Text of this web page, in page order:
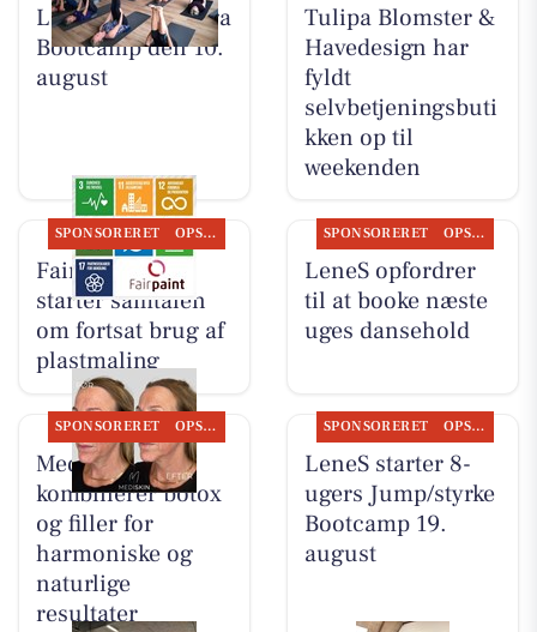
LeneS starter Yoga
Bootcamp den 10.
august
Tulipa Blomster &
Havedesign har
fyldt
selvbetjeningsbuti
kken op til
weekenden
SPONSORERET OPSLAGSTAVLEN
Fairpaint ApS
starter samtalen
om fortsat brug af
plastmaling
SPONSORERET OPSLAGSTAVLEN
LeneS opfordrer
til at booke næste
uges dansehold
SPONSORERET OPSLAGSTAVLEN
MediSkin
kombinerer botox
og filler for
harmoniske og
naturlige
resultater
SPONSORERET OPSLAGSTAVLEN
LeneS starter 8-
ugers Jump/styrke
Bootcamp 19.
august